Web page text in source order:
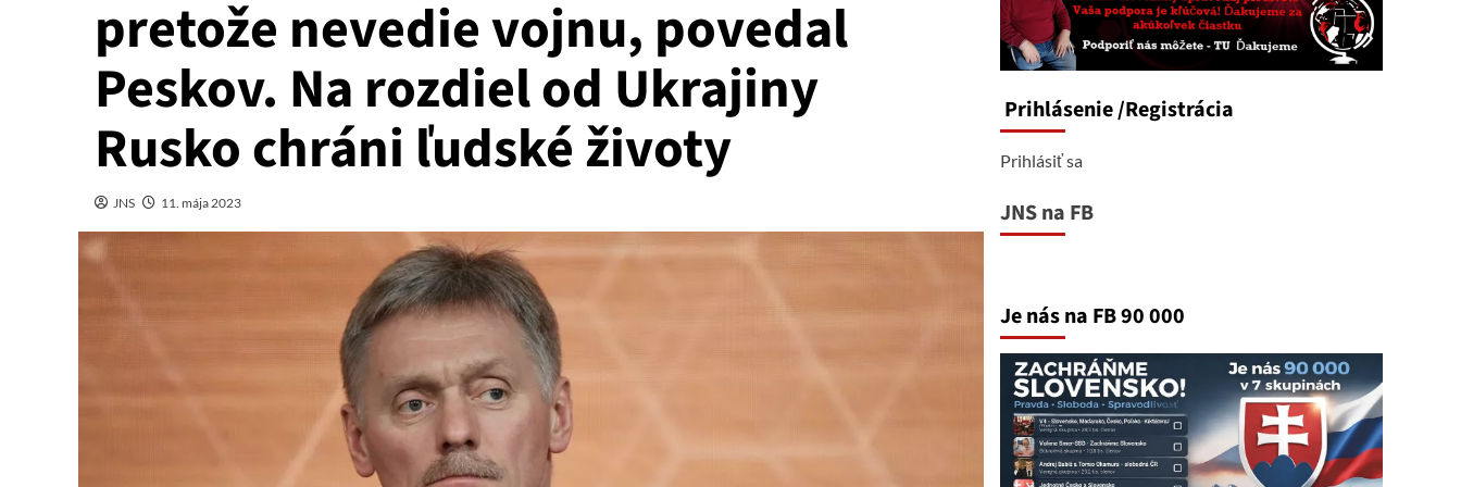
pretože nevedie vojnu, povedal
Peskov. Na rozdiel od Ukrajiny
Rusko chráni ľudské životy
JNS 11. mája 2023
Prihlásenie/Registrácia
Prihlásiť sa
JNS na FB
Je nás na FB 90 000